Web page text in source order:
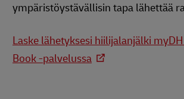
ympäristöystävällisin tapa lähettää
Laske lähetyksesi hiilijalanjälki
Book -palvelussa